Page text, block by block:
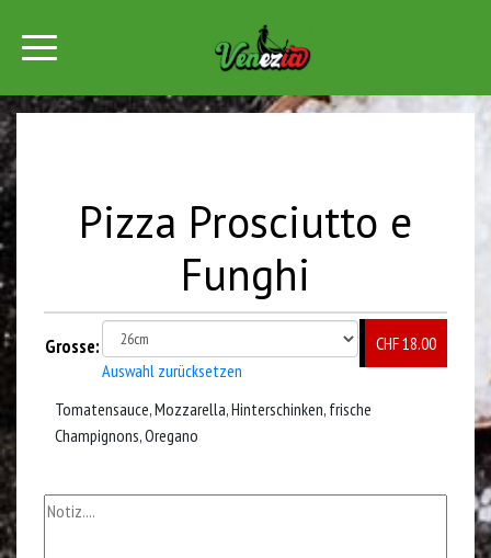
Pizza Prosciutto e
Funghi
CHF 18.00
Tomatensauce, Mozzarella, Hinterschinken, frische
Champignons, Oregano
Grosse:
Auswahl zurücksetzen